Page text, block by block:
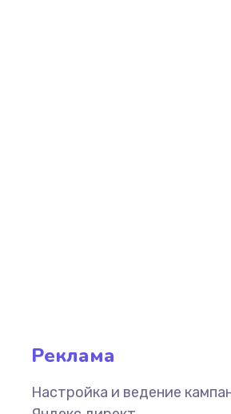
Реклама
Настройка и ведение